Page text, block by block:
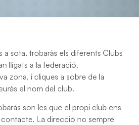
a sota, trobaràs els diferents Clubs
lligats a la federació.
zona, i cliques a sobre de la
el nom del club.
son les que el propi club ens
La direcció no sempre